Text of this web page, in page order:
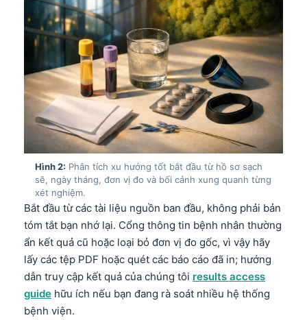
Hình 2: Phân tích xu hướng tốt bắt đầu từ hồ sơ sạch
sẽ, ngày tháng, đơn vị đo và bối cảnh xung quanh từng
xét nghiệm.
Bắt đầu từ các tài liệu nguồn ban đầu, không phải bản
tóm tắt bạn nhớ lại. Cổng thông tin bệnh nhân thường
ẩn kết quả cũ hoặc loại bỏ đơn vị đo gốc, vì vậy hãy
lấy các tệp PDF hoặc quét các báo cáo đã in; hướng
dẫn truy cập kết quả của chúng tôi results access
guide hữu ích nếu bạn đang rà soát nhiều hệ thống
bệnh viện.